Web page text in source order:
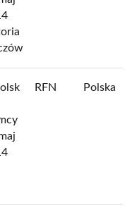
RFN Polska